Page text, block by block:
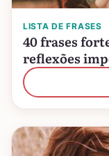
LISTA DE FRASES
40 frases
reflexões